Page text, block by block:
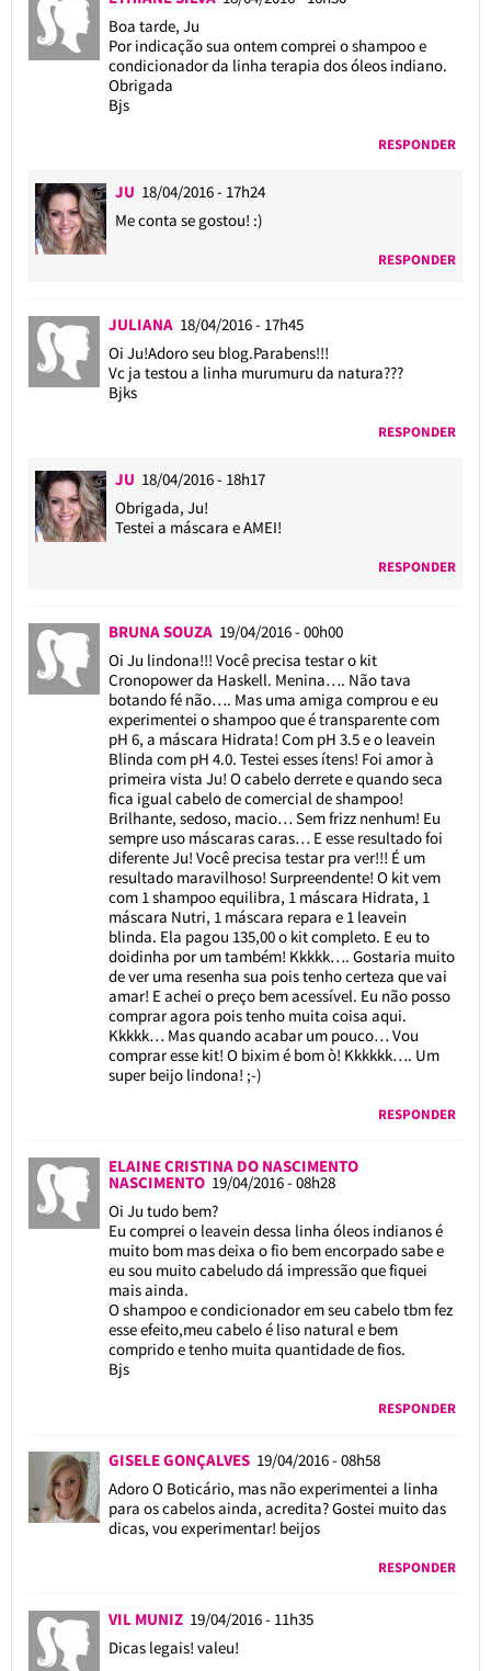
Boa tarde, Ju
Por indicação sua ontem comprei o shampoo e
condicionador da linha terapia dos óleos indiano.
Obrigada
Bjs
RESPONDER
JU 18/04/2016 - 17h24
Me conta se gostou! :)
RESPONDER
JULIANA 18/04/2016 - 17h45
Oi Ju!Adoro seu blog.Parabens!!!
Vc ja testou a linha murumuru da natura???
Bjks
RESPONDER
JU 18/04/2016 - 18h17
Obrigada, Ju!
Testei a máscara e AMEI!
RESPONDER
BRUNA SOUZA 19/04/2016 - 00h00
Oi Ju lindona!!! Você precisa testar o kit
Cronopower da Haskell. Menina…. Não tava
botando fé não…. Mas uma amiga comprou e eu
experimentei o shampoo que é transparente com
pH 6, a máscara Hidrata! Com pH 3.5 e o leavein
Blinda com pH 4.0. Testei esses ítens! Foi amor à
primeira vista Ju! O cabelo derrete e quando seca
fica igual cabelo de comercial de shampoo!
Brilhante, sedoso, macio… Sem frizz nenhum! Eu
sempre uso máscaras caras… E esse resultado foi
diferente Ju! Você precisa testar pra ver!!! É um
resultado maravilhoso! Surpreendente! O kit vem
com 1 shampoo equilibra, 1 máscara Hidrata, 1
máscara Nutri, 1 máscara repara e 1 leavein
blinda. Ela pagou 135,00 o kit completo. E eu to
doidinha por um também! Kkkkk…. Gostaria muito
de ver uma resenha sua pois tenho certeza que vai
amar! E achei o preço bem acessível. Eu não posso
comprar agora pois tenho muita coisa aqui.
Kkkkk… Mas quando acabar um pouco… Vou
comprar esse kit! O bixim é bom ò! Kkkkkk…. Um
super beijo lindona! ;-)
RESPONDER
ELAINE CRISTINA DO NASCIMENTO
NASCIMENTO 19/04/2016 - 08h28
Oi Ju tudo bem?
Eu comprei o leavein dessa linha óleos indianos é
muito bom mas deixa o fio bem encorpado sabe e
eu sou muito cabeludo dá impressão que fiquei
mais ainda.
O shampoo e condicionador em seu cabelo tbm fez
esse efeito,meu cabelo é liso natural e bem
comprido e tenho muita quantidade de fios.
Bjs
RESPONDER
GISELE GONÇALVES 19/04/2016 - 08h58
Adoro O Boticário, mas não experimentei a linha
para os cabelos ainda, acredita? Gostei muito das
dicas, vou experimentar! beijos
RESPONDER
VIL MUNIZ 19/04/2016 - 11h35
Dicas legais! valeu!